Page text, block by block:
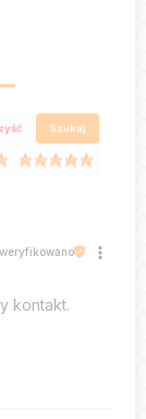
Szukaj
kontakt.